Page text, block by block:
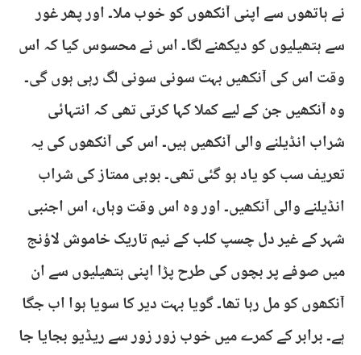
نے ہاتھوں سے اپنی آنکھوں کو خوب ملا۔ اور پھر غور
سے ہتھیلیوں کو دیکھنے لگا۔ اس نے محسوس کیا کہ اس
وقت اس کی آنکھیں بہت سونی سونی لگ رہی ہوں گی۔
وہ آنکھیں جن کے لیے کملا کہا کرتی تھی کہ انتہائی
شراب انڈیلنے والی آنکھیں ہیں۔ اس کی آنکھوں کی یہ
تعریف سب کو یاد ہو گئی تھی۔ بوبی ممتاز کی شراب
انڈیلنے والی آنکھیں۔ اور وہ اس وقت وہاں، اس اجنبی
شہر کے غیر دل چسپ کلب کے نیم تاریک خاموش لاؤنج
میں صوفے پر بچوں کی طرح پڑا اپنی ہتھیلیوں سے ان
آنکھوں کو مل رہا تھا۔ گویا بہت دیر کا سویا ہوا اب جگا
ہے۔ برابر کے کمرے میں خوب زور زور سے ریڈیو بجایا جا